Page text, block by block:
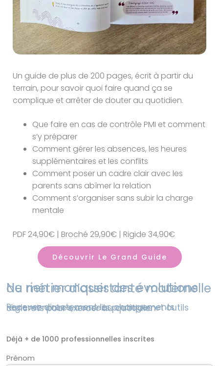
Un guide de plus de 200 pages, écrit à partir du
terrain, pour savoir quoi faire quand ça se
complique et arrêter de douter au quotidien.
Que faire en cas de contrôle PMI et comment
s’y préparer
Comment gérer les absences, les heures
supplémentaires et les conflits
Comment poser un cadre clair avec les
parents sans abîmer la relation
Comment s’organiser sans subir la charge
mentale
PDF 24,90€ | Broché 29,90€ | Rigide 34,90€
Découvrir Le Grand Guide
Ne rien manquer des évolutions du métier d’assistante maternelle
Recevez directement les changements réglementaires, conseils pratiques et outils concrets pour exercer au quotidien
Déjà + de 1000 professionnelles inscrites
Prénom